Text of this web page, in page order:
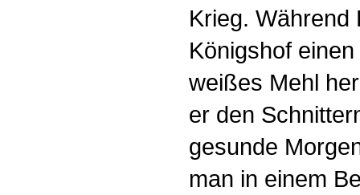
Krieg. Während
Königshof
weißes Mehl
er den
gesunde
man in einem